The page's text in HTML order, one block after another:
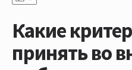
Какие
принять во